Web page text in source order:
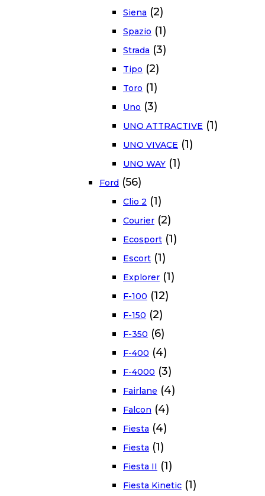
Siena (2)
Spazio (1)
Strada (3)
Tipo (2)
Toro (1)
Uno (3)
UNO ATTRACTIVE (1)
UNO VIVACE (1)
UNO WAY (1)
Ford (56)
Clio 2 (1)
Courier (2)
Ecosport (1)
Escort (1)
Explorer (1)
F-100 (12)
F-150 (2)
F-350 (6)
F-400 (4)
F-4000 (3)
Fairlane (4)
Falcon (4)
Fiesta (4)
Fiesta (1)
Fiesta II (1)
Fiesta Kinetic (1)